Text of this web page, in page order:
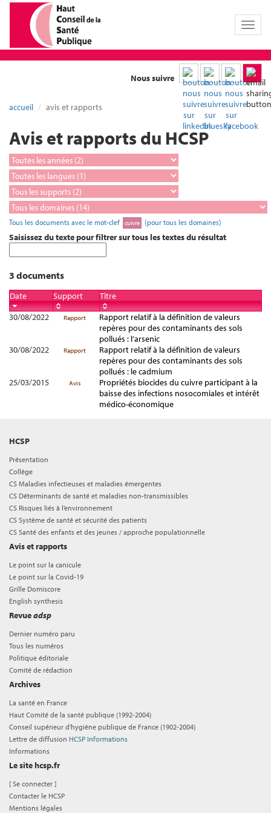
Toggle
Nous suivre
accueil avis et rapports
Avis et rapports du HCSP
Tous les documents avec le mot-clef cuivre (pour tous les domaines)
Saisissez du texte pour filtrer sur tous les textes du résultat
3 documents
Date Support
Titre
30/08/2022
Rapport
Rapport relatif à la définition de valeurs
repères pour des contaminants des sols
pollués : l’arsenic
30/08/2022
Rapport
Rapport relatif à la définition de valeurs
repères pour des contaminants des sols
pollués : le cadmium
25/03/2015
Avis
Propriétés biocides du cuivre participant à la
baisse des infections nosocomiales et intérêt
médico-économique
HCSP
Présentation
Collège
CS Maladies infectieuses et maladies émergentes
CS Déterminants de santé et maladies non-transmissibles
CS Risques liés à l’environnement
CS Système de santé et sécurité des patients
CS Santé des enfants et des jeunes / approche populationnelle
Avis et rapports
Le point sur la canicule
Le point sur la Covid-19
Grille Domiscore
English synthesis
Revueadsp
Dernier numéro paru
Tous les numéros
Politique éditoriale
Comité de rédaction
Archives
La santé en France
Haut Comité de la santé publique (1992-2004)
Conseil supérieur d'hygiène publique de France (1902-2004)
Lettre de diffusion HCSP Informations
Informations
Le site hcsp.fr
[Se connecter ]
Contacter le HCSP
Mentions légales